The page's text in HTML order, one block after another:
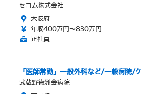
セコム株式会社
大阪府
年収400万円～830万円
正社員
「医師常勤」一般外科など/一般病院/
武蔵野徳洲会病院